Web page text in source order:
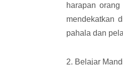
harapan
mendekatkan
pahala dan
2. Belajar